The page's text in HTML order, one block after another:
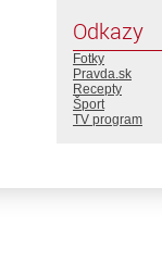
Odkazy
Fotky
Pravda.sk
Recepty
Šport
TV program